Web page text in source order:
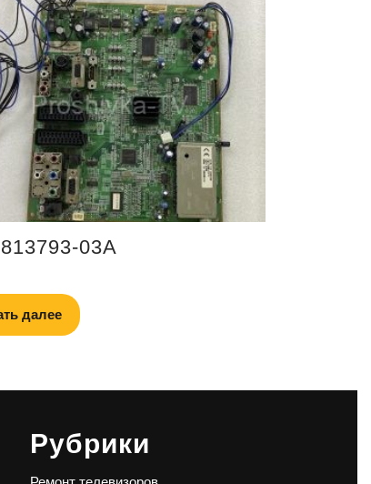
03A
далее
Рубрики